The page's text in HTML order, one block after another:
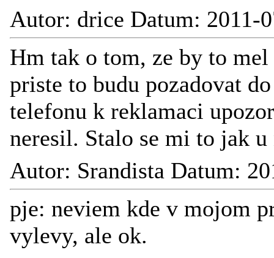
Autor: drice Datum: 2011-
Hm tak o tom, ze by to
priste to budu pozadovat
telefonu k reklamaci
neresil. Stalo se mi to jak
Autor: Srandista Datum:
pje: neviem kde v mojom
vylevy, ale ok.